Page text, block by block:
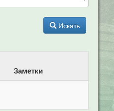
Искать
Заметки